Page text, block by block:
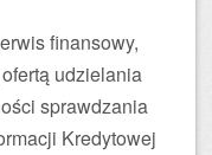
finansowy,
udzielania
sprawdzania
Kredytowej